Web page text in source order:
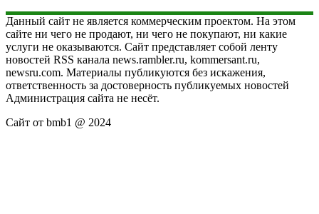
Данный сайт не является коммерческим проектом. На этом
сайте ни чего не продают, ни чего не покупают, ни какие
услуги не оказываются. Сайт представляет собой ленту
новостей RSS канала news.rambler.ru, kommersant.ru,
newsru.com. Материалы публикуются без искажения,
ответственность за достоверность публикуемых новостей
Администрация сайта не несёт.
Сайт от bmb1 @ 2024